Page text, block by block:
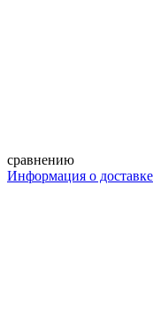
сравнению
Информация о доставке